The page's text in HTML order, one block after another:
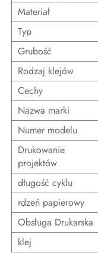
Materiał
Typ
Grubość
Rodzaj klejów
Cechy
Nazwa marki
Numer modelu
Drukowanie
projektów
długość cyklu
rdzeń papierowy
Obsługa Drukarska
klej